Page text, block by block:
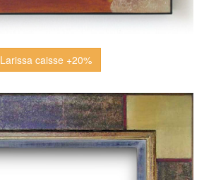
Larissa caisse +20%